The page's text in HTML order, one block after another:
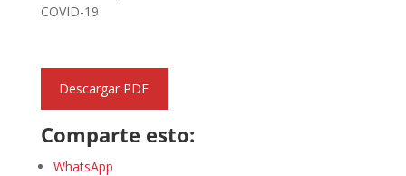
COVID-19
Descargar PDF
Comparte esto:
WhatsApp